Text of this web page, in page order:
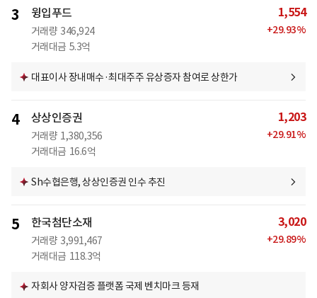
3 윙입푸드
거래량 346,924
거래대금 5.3억
1,554
+29.93%
대표이사 장내매수·최대주주 유상증자 참여로 상한가
4 상상인증권
거래량 1,380,356
거래대금 16.6억
1,203
+29.91%
Sh수협은행, 상상인증권 인수 추진
5 한국첨단소재
거래량 3,991,467
거래대금 118.3억
3,020
+29.89%
자회사 양자검증 플랫폼 국제 벤치마크 등재